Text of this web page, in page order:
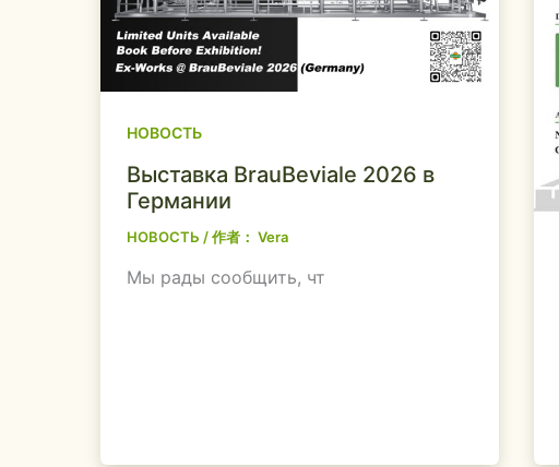
НОВОСТЬ
Выставка BrauBeviale 2026 в
Германии
НОВОСТЬ / 作者： Vera
Мы рады сообщить, чт